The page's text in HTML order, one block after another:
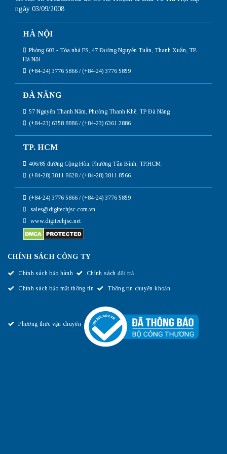
ngày 03/09/2008
HÀ NỘI
Phòng 603 - Tòa nhà FS, 47 Đường Nguyễn Tuân, Thanh Xuân, TP.
Hà Nội
(+84-24) 3776 5866 / (+84-24) 3776 5859
ĐÀ NẴNG
57 Nguyễn Thanh Năm, Phường Thanh Khê, TP Đà Nẵng
(+84-23) 6358 8886 / (+84-23) 6361 2886
TP. HCM
406/85 đường Cộng Hòa, Phường Tân Bình, TP.HCM
(+84-28) 3811 8628 / (+84-28) 3811 8566
(+84-24) 3776 5866 / (+84-24) 3776 5859
sales@digitechjsc.com.vn
www.digitechjsc.net
CHÍNH SÁCH CÔNG TY
Chính sách bảo hành Chính sách đổi trả
Chính sách bảo mật thông tin Thông tin chuyển khoản
Phương thức vận chuyển